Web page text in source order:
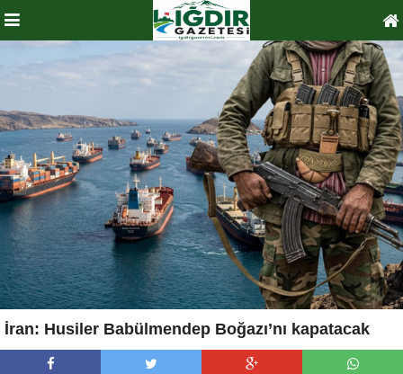
İran: Husiler Babülmendep Boğazı’nı kapatacak